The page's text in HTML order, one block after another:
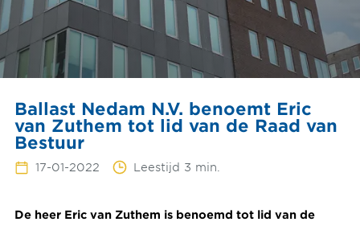
Ballast Nedam N.V. benoemt Eric
van Zuthem tot lid van de Raad van
Bestuur
17-01-2022 Leestijd 3 min.
De heer Eric van Zuthem is benoemd tot lid van de